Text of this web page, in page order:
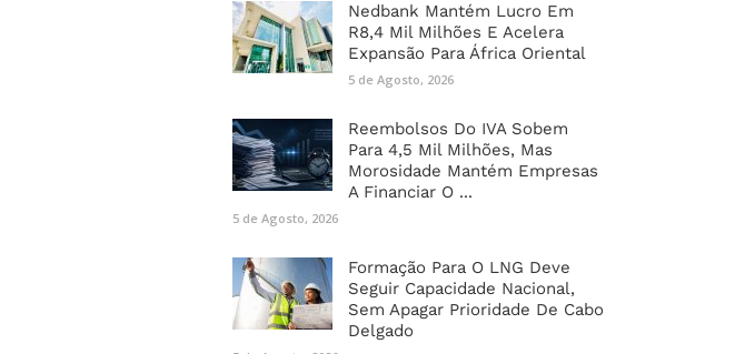
Nedbank Mantém Lucro Em
R8,4 Mil Milhões E Acelera
Expansão Para África Oriental
5 de Agosto, 2026
Reembolsos Do IVA Sobem
Para 4,5 Mil Milhões, Mas
Morosidade Mantém Empresas
A Financiar O ...
5 de Agosto, 2026
Formação Para O LNG Deve
Seguir Capacidade Nacional,
Sem Apagar Prioridade De Cabo
Delgado